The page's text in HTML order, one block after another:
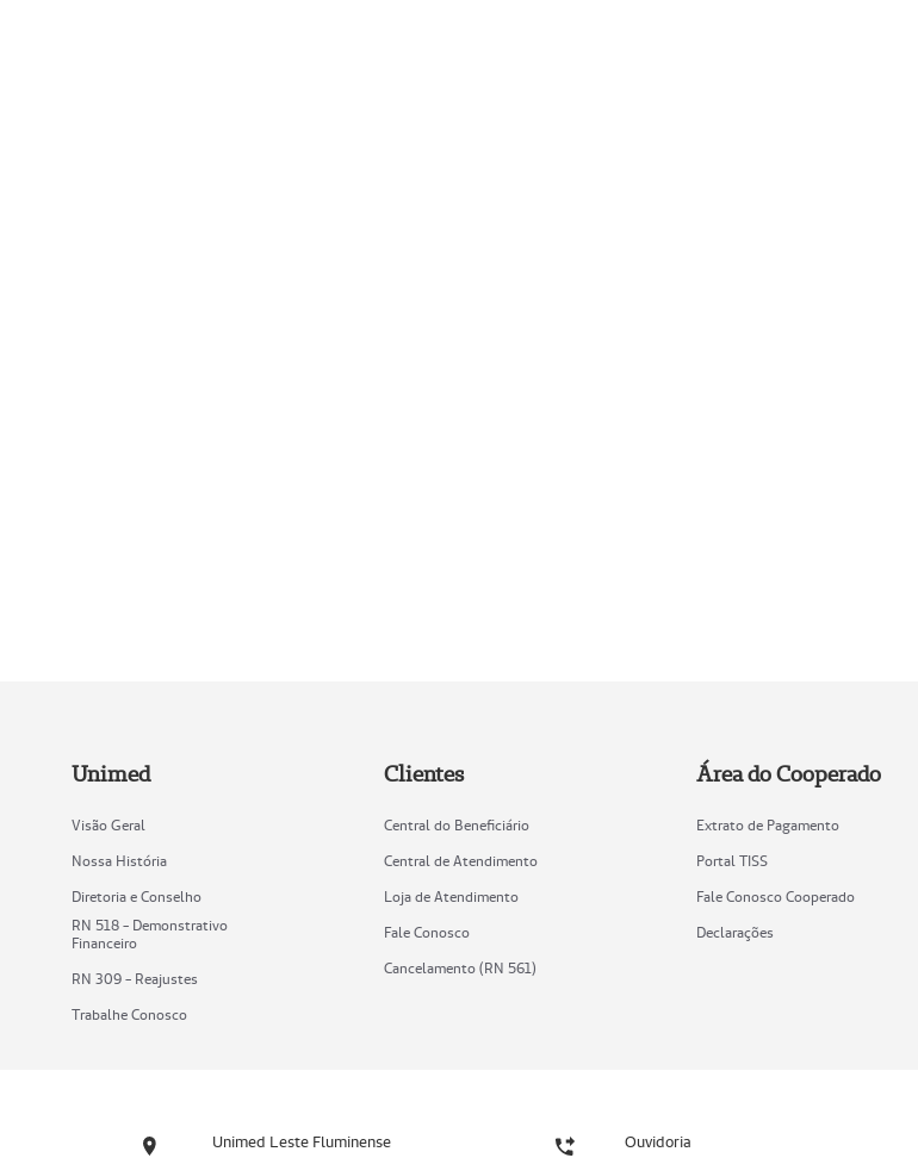
Unimed
Visão Geral
Nossa História
Diretoria e Conselho
RN 518 - Demonstrativo
Financeiro
RN 309 - Reajustes
Trabalhe Conosco
Clientes
Central do Beneficiário
Central de Atendimento
Loja de Atendimento
Fale Conosco
Cancelamento (RN 561)
Área do Cooperado
Extrato de Pagamento
Portal TISS
Fale Conosco Cooperado
Declarações
Unimed Leste Fluminense Ouvidoria